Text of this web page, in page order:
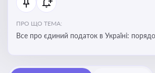
ПРО ЩО ТЕМА:
Все про єдиний податок в Україні: